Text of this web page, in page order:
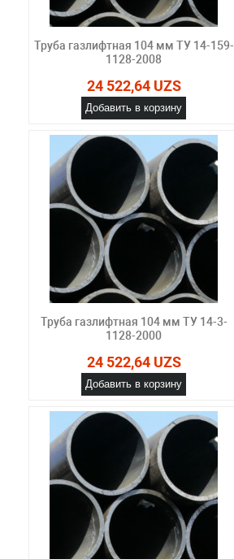
Труба газлифтная 104 мм ТУ 14-159-
1128-2008
24 522,64 UZS
Добавить в корзину
Труба газлифтная 104 мм ТУ 14-3-
1128-2000
24 522,64 UZS
Добавить в корзину